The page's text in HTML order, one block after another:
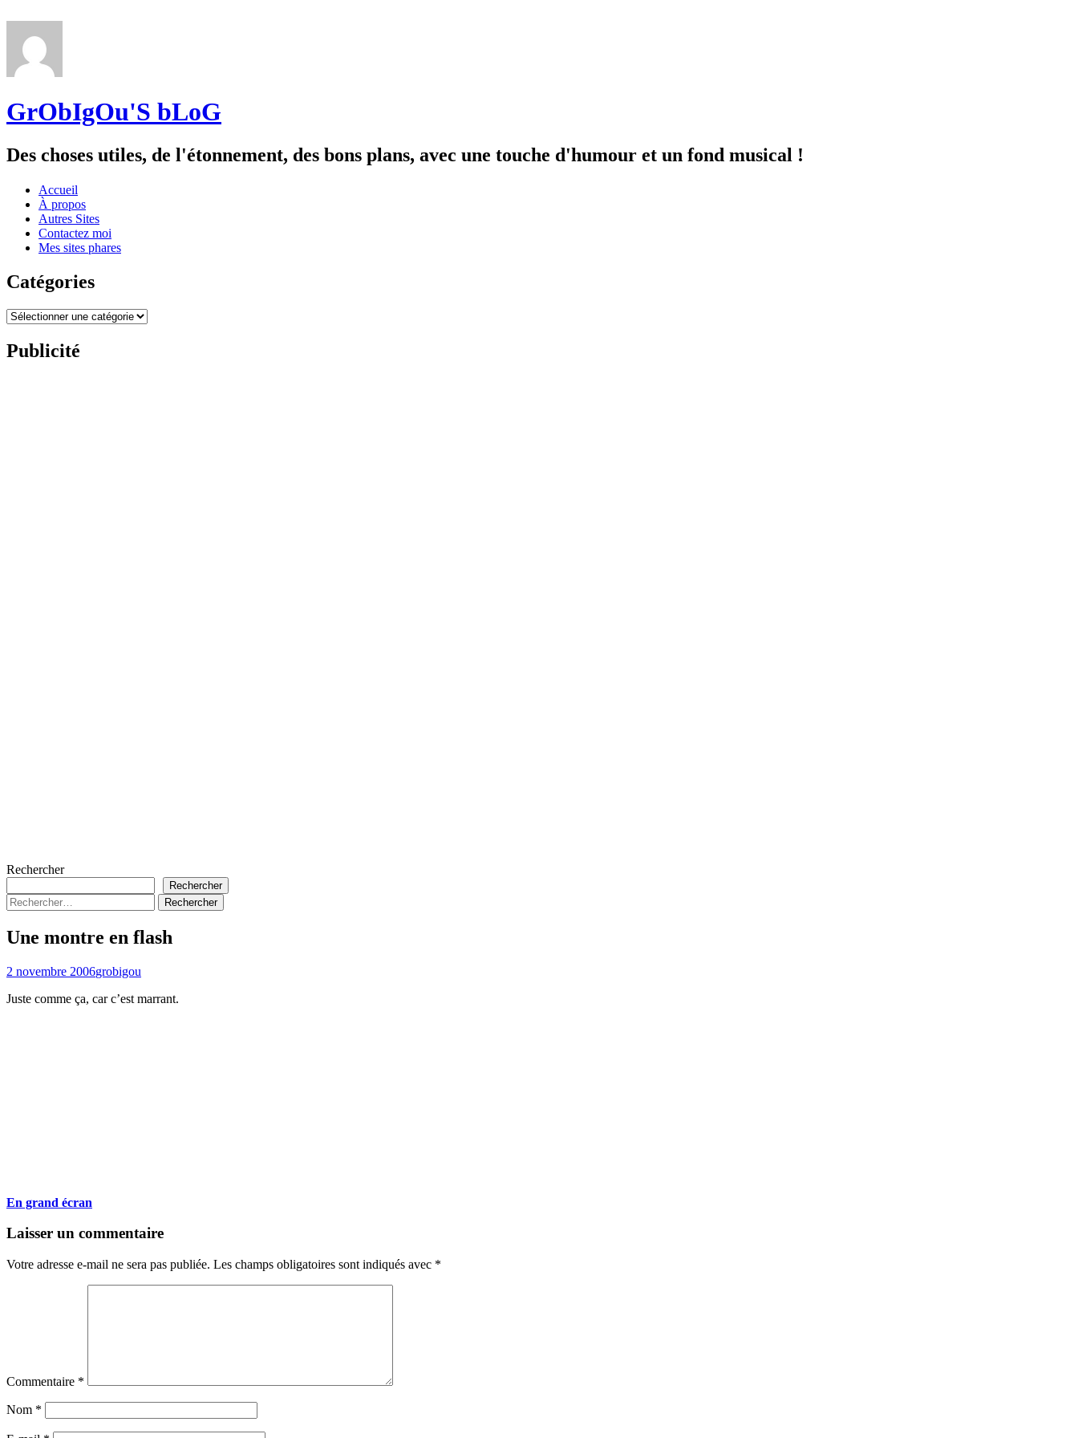
GrObIgOu'S bLoG
Des choses utiles, de l'étonnement, des bons plans, avec une touche d'humour et un fond musical !
Menu
Widgets
Recherche
Aller
contenu
Accueil
À propos
Autres Sites
Contactez moi
Mes sites phares
Catégories
Catégories
Publicité
Rechercher
Rechercher
Rechercher :
Une montre en flash
2 novembre 2006grobigou
Juste comme ça, car c’est marrant.
En grand écran
Navigation
articles
←
→
Laisser un commentaire
Votre adresse e-mail ne sera pas publiée. Les champs obligatoires sont indiqués avec *
Commentaire *
Nom *